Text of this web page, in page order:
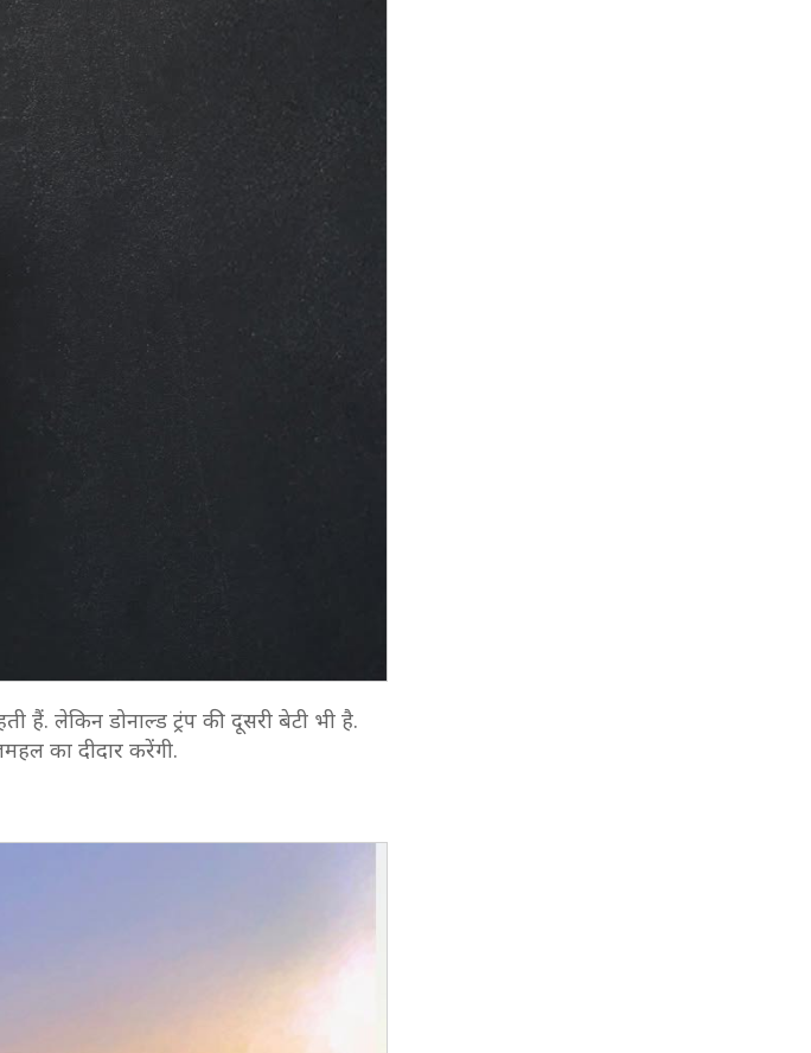
हैं. लेकिन डोनाल्ड ट्रंप की दूसरी बेटी भी है.
का दीदार करेंगी.